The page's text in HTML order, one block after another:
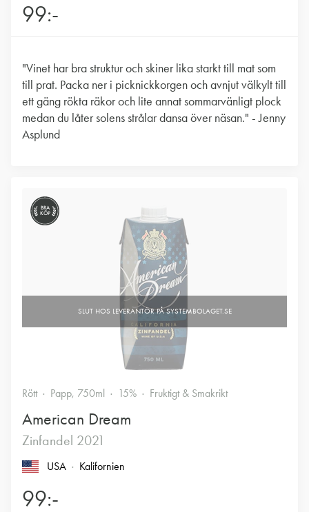
99:-
"Vinet har bra struktur och skiner lika starkt till mat som
till prat. Packa ner i picknickkorgen och avnjut välkylt till
ett gäng rökta räkor och lite annat sommarvänligt plock
medan du låter solens strålar dansa över näsan." - Jenny
Asplund
BRA
KÖP
Rött Papp, 750ml 15% Fruktigt & Smakrikt
American Dream
Zinfandel 2021
USA Kalifornien
99:-